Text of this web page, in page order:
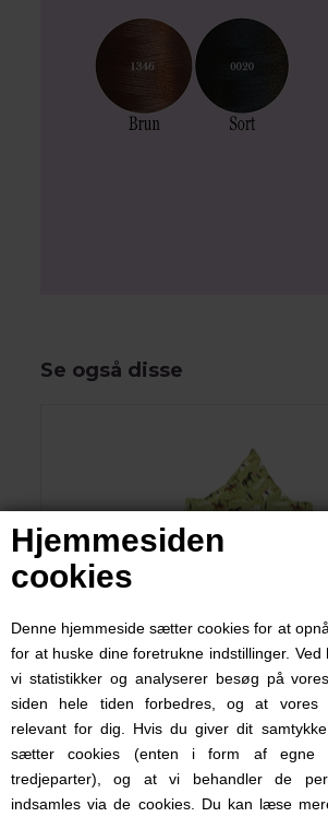
Hjemmesiden
cookies
Denne hjemmeside sætter cookies for at
for at huske dine foretrukne indstillinger.
vi statistikker og analyserer besøg på
siden hele tiden forbedres, og at vores
relevant for dig. Hvis du giver dit
sætter cookies (enten i form af egne
tredjeparter), og at vi behandler de
indsamles via de cookies. Du kan læse
Se også disse
Babysengetøj med heste, Nørgaard
199,00 DKK